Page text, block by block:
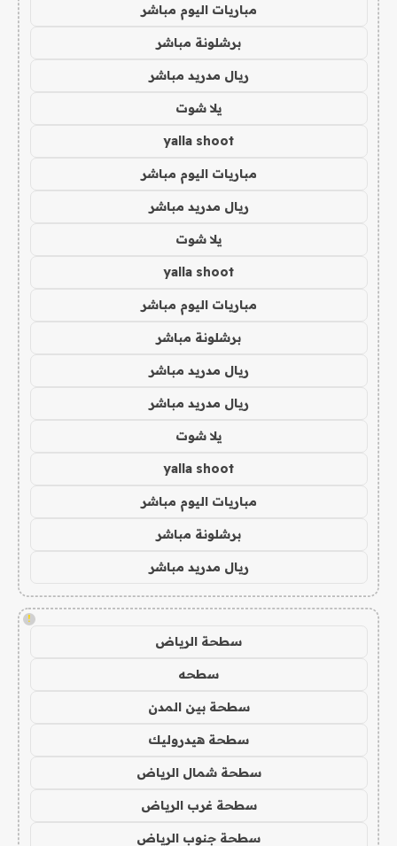
مباريات اليوم مباشر
برشلونة مباشر
ريال مدريد مباشر
يلا شوت
yalla shoot
مباريات اليوم مباشر
ريال مدريد مباشر
يلا شوت
yalla shoot
مباريات اليوم مباشر
برشلونة مباشر
ريال مدريد مباشر
ريال مدريد مباشر
يلا شوت
yalla shoot
مباريات اليوم مباشر
برشلونة مباشر
ريال مدريد مباشر
!
سطحة الرياض
سطحه
سطحة بين المدن
سطحة هيدروليك
سطحة شمال الرياض
سطحة غرب الرياض
سطحة جنوب الرياض